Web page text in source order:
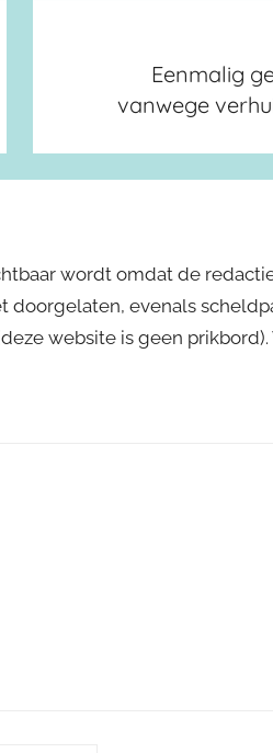
Eenmalig
vanwege
wordt omdat de
doorgelaten, evenals
website is geen